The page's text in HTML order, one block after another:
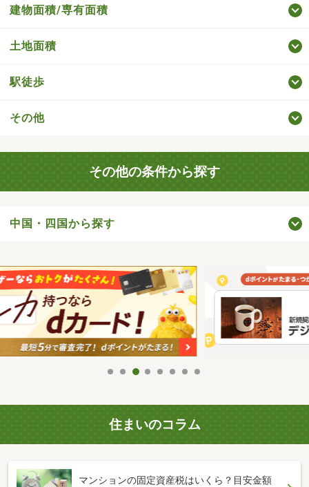
建物面積/専有面積
土地面積
駅徒歩
その他
その他の条件から探す
中国・四国から探す
住まいのコラム
マンションの固定資産税はいくら？目安金額